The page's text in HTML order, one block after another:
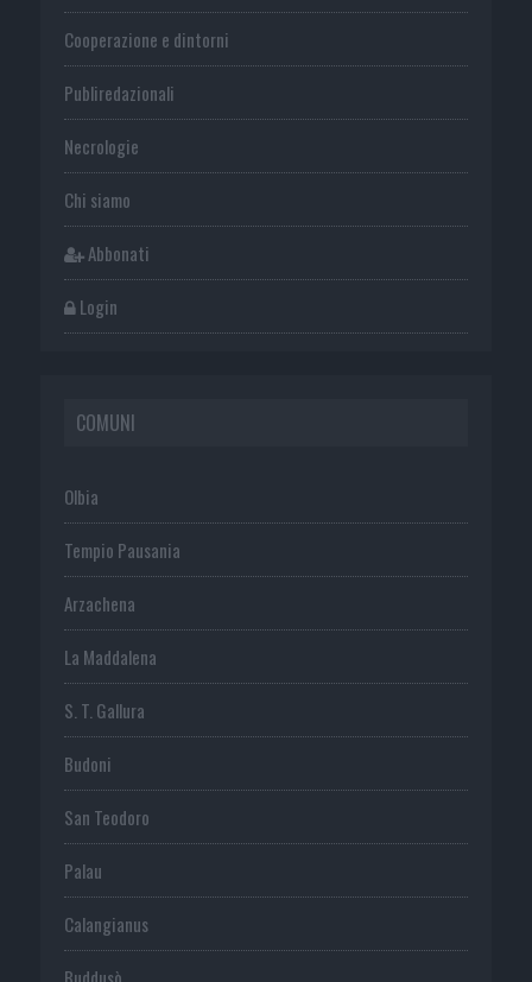
Cooperazione e dintorni
Publiredazionali
Necrologie
Chi siamo
Abbonati
Login
COMUNI
Olbia
Tempio Pausania
Arzachena
La Maddalena
S. T. Gallura
Budoni
San Teodoro
Palau
Calangianus